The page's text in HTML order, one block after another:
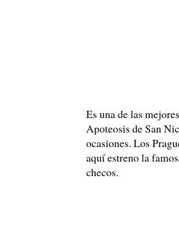
Es una de las
Apoteosis de San
ocasiones. Los
aquí estreno la
checos.